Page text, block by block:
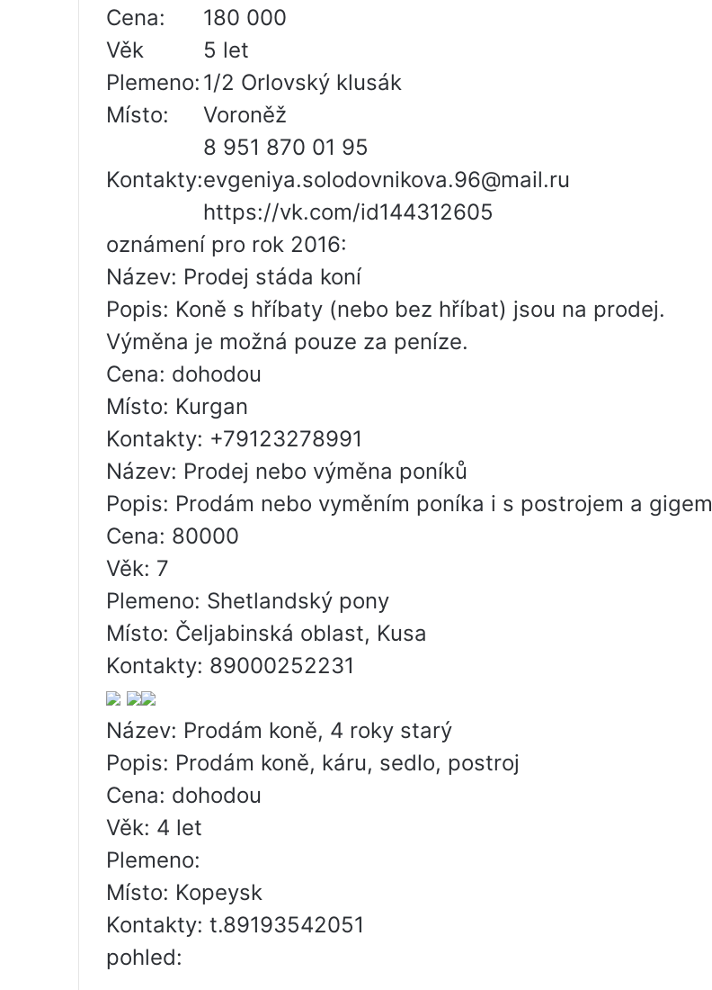
Cena:
180 000
Věk
5 let
Plemeno: 1/2 Orlovský klusák
Místo:
Voroněž
Kontakty:
8 951 870 01 95
evgeniya.solodovnikova.96@mail.ru
https://vk.com/id144312605
oznámení pro rok 2016:
Název: Prodej stáda koní
Popis: Koně s hříbaty (nebo bez hříbat) jsou na prodej.
Výměna je možná pouze za peníze.
Cena: dohodou
Místo: Kurgan
Kontakty: +79123278991
Název: Prodej nebo výměna poníků
Popis: Prodám nebo vyměním poníka i s postrojem a gigem
Cena: 80000
Věk: 7
Plemeno: Shetlandský pony
Místo: Čeljabinská oblast, Kusa
Kontakty: 89000252231
Název: Prodám koně, 4 roky starý
Popis: Prodám koně, káru, sedlo, postroj
Cena: dohodou
Věk: 4 let
Plemeno:
Místo: Kopeysk
Kontakty: t.89193542051
pohled: